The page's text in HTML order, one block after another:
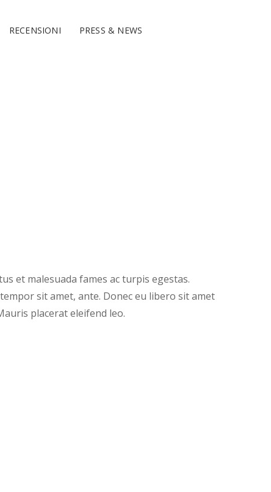
RECENSIONI PRESS & NEWS
et malesuada fames ac turpis egestas.
sit amet, ante. Donec eu libero sit amet
placerat eleifend leo.